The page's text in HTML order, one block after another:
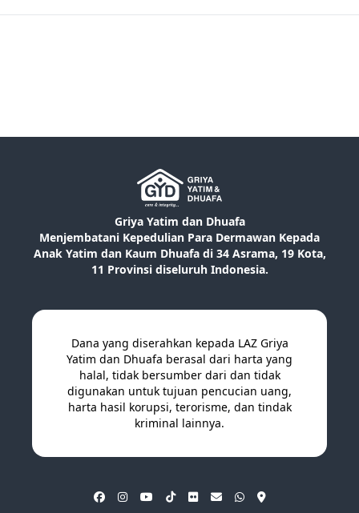
Griya Yatim dan Dhuafa
Menjembatani Kepedulian Para Dermawan Kepada
Anak Yatim dan Kaum Dhuafa di 34 Asrama, 19 Kota,
11 Provinsi diseluruh Indonesia.
Dana yang diserahkan kepada LAZ Griya
Yatim dan Dhuafa berasal dari harta yang
halal, tidak bersumber dari dan tidak
digunakan untuk tujuan pencucian uang,
harta hasil korupsi, terorisme, dan tindak
kriminal lainnya.